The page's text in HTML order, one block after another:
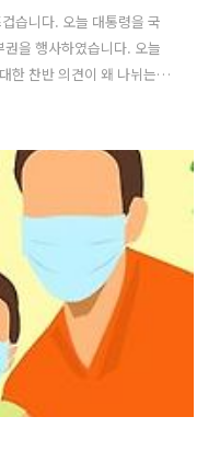
습니다. 오늘 대통령을 국
을 행사하였습니다. 오늘
한 찬반 의견이 왜 나뉘는지
정에 대한 논의는 이번 정
어려운 직무 환경을 개선
진입하면서 점점 노인 인구
문성이 더 필요해지고 있
더욱 수준 높은 간호 서비
적입니다. 하지만 간호법 제